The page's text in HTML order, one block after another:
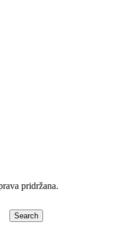
pridržana.
Search